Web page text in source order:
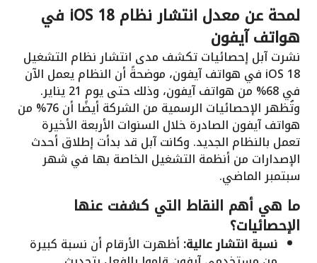
لمحة عن معدل انتشار نظام iOS 18 في
هواتف آيفون
نشرت آبل إحصائيات تكشف مدى انتشار نظام التشغيل
iOS 18 في هواتف آيفون، موضحةً أن النظام يعمل الآن
في 68% من هواتف آيفون، وذلك حتى يوم 21 يناير.
وتُظهر الإحصائيات الرسمية من الشركة أيضًا أن 76% من
هواتف آيفون الصادرة خلال السنوات الأربعة الأخيرة
تعمل بالنظام الجديد. وكانت آبل قد بدأت إطلاق أحدث
الإصدارات من أنظمة التشغيل الخاصة بها في شهر
سبتمبر الماضي.
ما هي أهم النقاط التي كشفت عنها
الإحصائيات؟
نسبة انتشار عالية: أظهرت الأرقام أن نسبة كبيرة